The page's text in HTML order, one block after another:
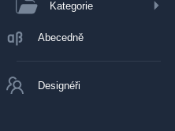
Kategorie
Abecedně
Designéři